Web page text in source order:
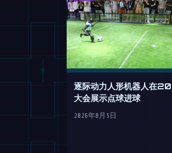
逐际动力人形机器人在
大会展示点球进球
2026年8月5日